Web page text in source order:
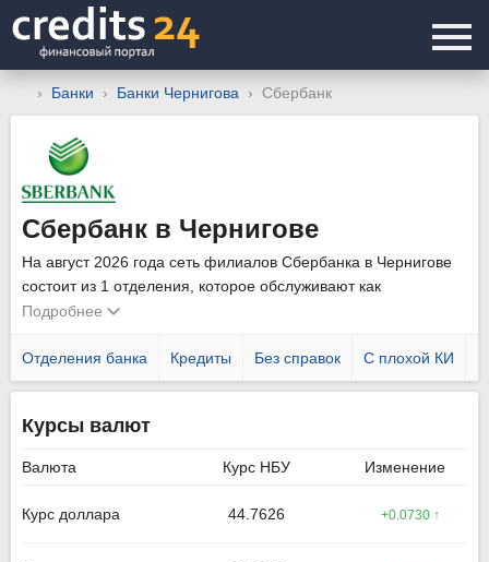
Банки Банки Чернигова Сбербанк
Сбербанк в Чернигове
На август 2026 года сеть филиалов Сбербанка в Чернигове
состоит из 1 отделения, которое обслуживают как
физических, так и юридических лиц. Уточнить график работы
044 354 1515.
Подробнее
Отделения банка Кредиты Без справок С плохой КИ
Курсы валют
Валюта Курс НБУ Изменение
Курс доллара 44.7626 +0.0730 ↑